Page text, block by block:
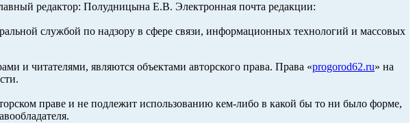
редактор: Полудницына Е.В. Электронная почта редакции:
службой по надзору в сфере связи, информационных технологий и массовых
и читателями, являются объектами авторского права. Права «progorod62.ru» на
праве и не подлежит использованию кем-либо в какой бы то ни было форме,